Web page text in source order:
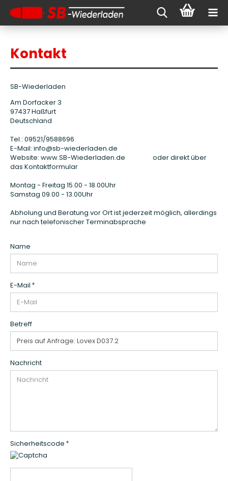
Kontakt
SB-Wiederladen
Am Dorfacker 3
97437 Haßfurt
Deutschland
Tel.: 09521/9588696
E-Mail: info@sb-wiederladen.de
Website: www.SB-Wiederladen.de oder direkt über
das Kontaktformular
Montag - Freitag 15.00 - 18.00Uhr
Samstag 09.00 - 13.00Uhr
Abholung und Beratung vor Ort ist jederzeit möglich, allerdings
nur nach telefonischer Terminabsprache
KONTAKT
Name
E-Mail
Betreff
Nachricht
Sicherheitscode